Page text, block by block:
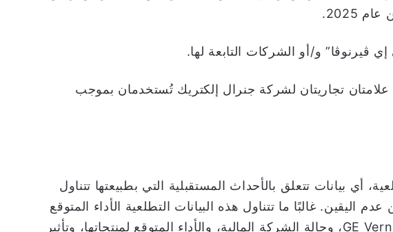
2025.
و/أو الشركات التابعة لها.
تجاريتان لشركة جنرال إلكتريك تُستخدمان بموجب
أي بيانات تتعلق بالأحداث المستقبلية التي بطبيعتها تتناول
غالبًا ما تتناول هذه البيانات التطلعية الأداء المتوقع
للأعمال والأداء المالي لشركة GE Vernova، وحالة الشركة المالية، والأداء المتوقع لمنتجاتها، وتأثير